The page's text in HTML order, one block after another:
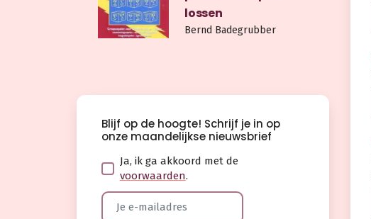
lossen
Bernd Badegrubber
Blijf op de hoogte! Schrijf je in op
onze maandelijkse nieuwsbrief
Ja, ik ga akkoord met de
voorwaarden.